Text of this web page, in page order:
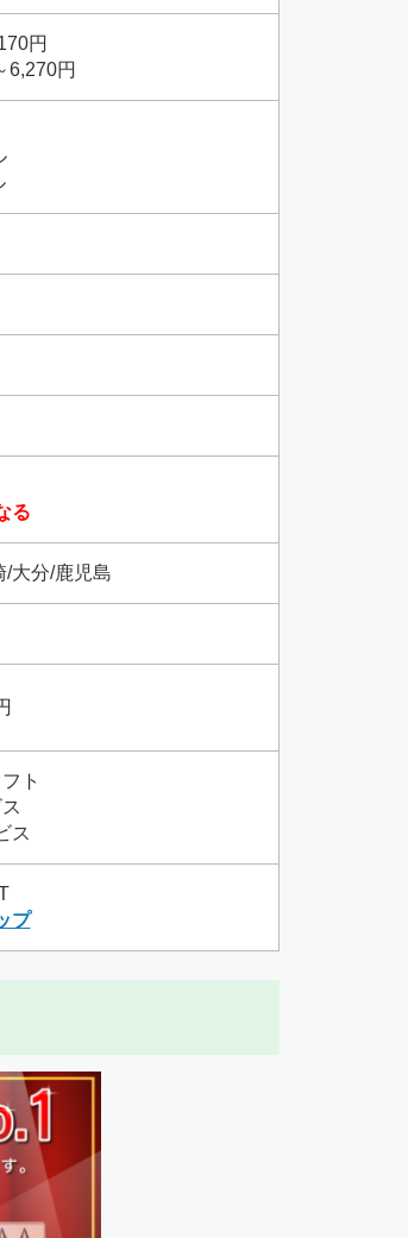
円
6,270円
る
/大分/鹿児島
ト
ス
プ